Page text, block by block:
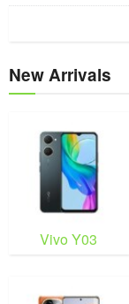
New Arrivals
Vivo Y03